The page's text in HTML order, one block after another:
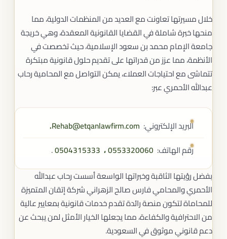
خلال مسيرتها تعاونت مع العديد من المنظمات الدولية، مما
منحها خبرة شاملة في القضايا القانونية المعقدة، وهي خريجة
جامعة الإمام محمد بن سعود الإسلامية، حيث تخصصت في
الأنظمة، مما عزز من قدراتها على تقديم حلول قانونية مبتكرة
تتماشى مع احتياجات العملاء، يمكن التواصل مع المحامية رحاب
عبدالله الأحمري عبر:
البريد الإلكتروني: Rehab@etqanlawfirm.com
.
رقم الهاتف: 0553320060، 0504315333
.
بفضل رؤيتها الثاقبة وخبراتها الواسعة أسست رحاب عبدالله
الأحمري والمحامي فارس صالح الزهراني شركة إتقان المتميزة
للمحاماة لتكون منصة رائدة تقدم خدمات قانونية بمعايير عالية
من الاحترافية والكفاءة، مما يجعلها الخيار الأمثل لمن يبحث عن
دعم قانوني موثوق في السعودية.